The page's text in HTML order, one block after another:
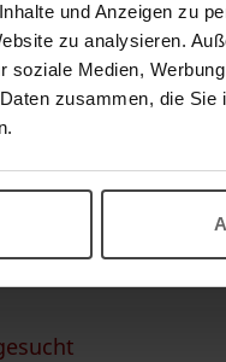
und Anzeigen zu
zu analysieren.
soziale Medien,
zusammen, die
im
Deshalb suchen wir für
Umfeld eines Beto ..